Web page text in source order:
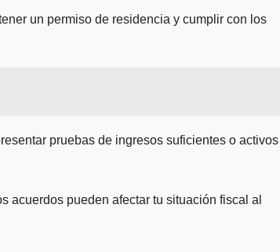
un permiso de residencia y cumplir con los
pruebas de ingresos suficientes o activos
acuerdos pueden afectar tu situación fiscal al